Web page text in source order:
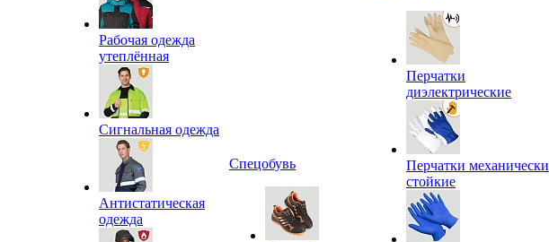
Рабочая одежда
утеплённая
Сигнальная одежда
Антистатическая
одежда
Спецобувь
Перчатки
диэлектрические
Перчатки механически
стойкие